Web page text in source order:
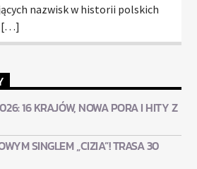
nazwisk w historii polskich
[…]
16 KRAJÓW, NOWA PORA I HITY Z
SINGLEM „CIZIA”! TRASA 30